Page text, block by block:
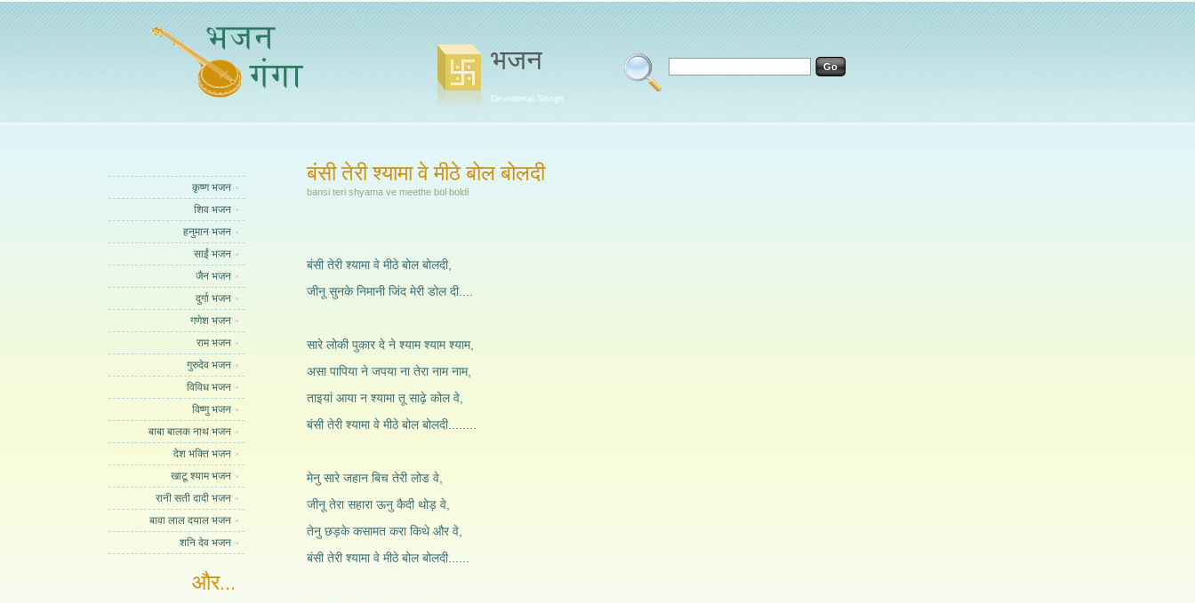
भजन
Devotional Songs
कृष्ण भजन
शिव भजन
हनुमान भजन
साईं भजन
जैन भजन
दुर्गा भजन
गणेश भजन
राम भजन
गुरुदेव भजन
विविध भजन
विष्णु भजन
बाबा बालक नाथ भजन
देश भक्ति भजन
खाटू श्याम भजन
रानी सती दादी भजन
बावा लाल दयाल भजन
शनि देव भजन
और...
बंसी तेरी श्यामा वे मीठे बोल बोलदी
bansi teri shyama ve meethe bol boldi
बंसी तेरी श्यामा वे मीठे बोल बोलदी,
जीनू सुनके निमानी जिंद मेरी डोल दी....
सारे लोकी पुकार दे ने श्याम श्याम श्याम,
असा पापिया ने जपया ना तेरा नाम नाम,
ताइयां आया न श्यामा तू साढ़े कोल वे,
बंसी तेरी श्यामा वे मीठे बोल बोलदी........
मेनु सारे जहान बिच तेरी लोड वे,
जीनू तेरा सहारा ऊनु कैदी थोड़ वे,
तेनु छड़के कसामत करा किथे और वे,
बंसी तेरी श्यामा वे मीठे बोल बोलदी......